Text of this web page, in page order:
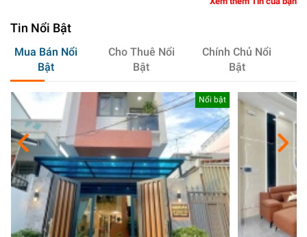
Tin Nổi Bật
Mua Bán Nổi
Bật
Cho Thuê Nổi
Bật
Chính Chủ Nổi
Bật
Nổi bật